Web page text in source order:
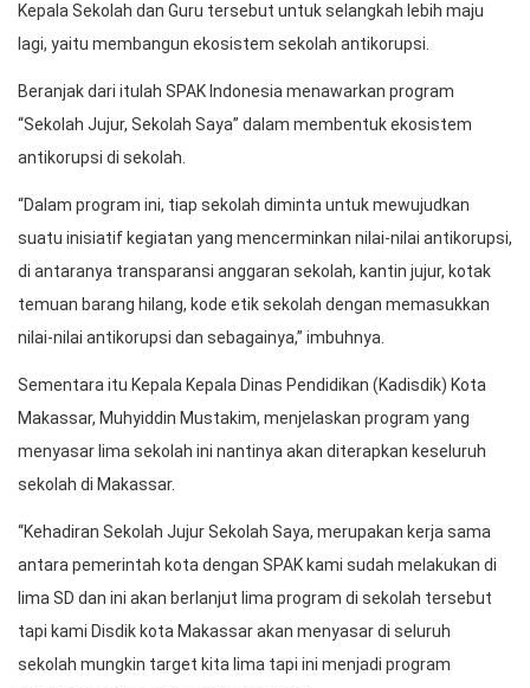
Kepala Sekolah dan Guru tersebut untuk selangkah lebih maju
lagi, yaitu membangun ekosistem sekolah antikorupsi.
Beranjak dari itulah SPAK Indonesia menawarkan program
“Sekolah Jujur, Sekolah Saya” dalam membentuk ekosistem
antikorupsi di sekolah.
“Dalam program ini, tiap sekolah diminta untuk mewujudkan
suatu inisiatif kegiatan yang mencerminkan nilai-nilai antikorupsi,
di antaranya transparansi anggaran sekolah, kantin jujur, kotak
temuan barang hilang, kode etik sekolah dengan memasukkan
nilai-nilai antikorupsi dan sebagainya,” imbuhnya.
Sementara itu Kepala Kepala Dinas Pendidikan (Kadisdik) Kota
Makassar, Muhyiddin Mustakim, menjelaskan program yang
menyasar lima sekolah ini nantinya akan diterapkan keseluruh
sekolah di Makassar.
“Kehadiran Sekolah Jujur Sekolah Saya, merupakan kerja sama
antara pemerintah kota dengan SPAK kami sudah melakukan di
lima SD dan ini akan berlanjut lima program di sekolah tersebut
tapi kami Disdik kota Makassar akan menyasar di seluruh
sekolah mungkin target kita lima tapi ini menjadi program